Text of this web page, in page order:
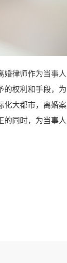
律师作为当事人
的权利和手段，为
化大都市，离婚案
的同时，为当事人